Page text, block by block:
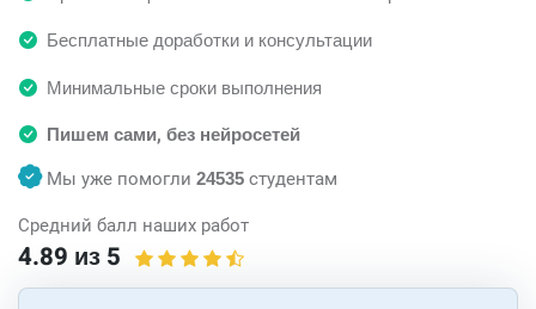
Бесплатные доработки и консультации
Минимальные сроки выполнения
Пишем сами, без нейросетей
Мы уже помогли 24535 студентам
Средний балл наших работ
4.89 из 5